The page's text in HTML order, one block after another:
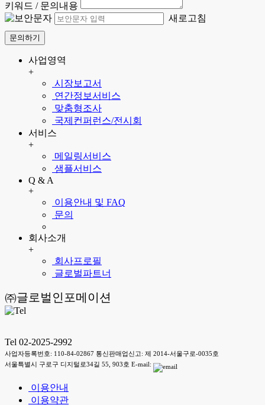
키워드 / 문의내용
새로고침
문의하기
사업영역
+
시장보고서
연간정보서비스
맞춤형조사
국제컨퍼런스/전시회
서비스
+
메일링서비스
샘플서비스
Q & A
+
이용안내 및 FAQ
문의
회사소개
+
회사프로필
글로벌파트너
㈜글로벌인포메이션
Tel 02-2025-2992
사업자등록번호: 110-84-02867 통신판매업신고: 제 2014-서울구로-0035호
서울특별시 구로구 디지털로34길 55, 903호 E-mail:
이용안내
이용약관